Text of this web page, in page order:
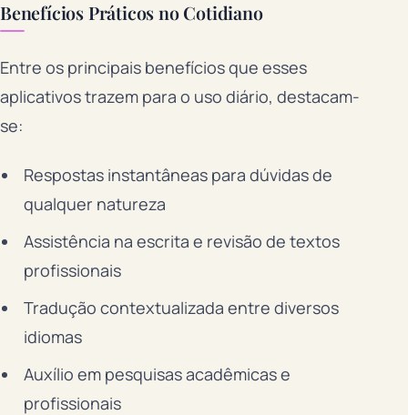
Benefícios Práticos no Cotidiano
Entre os principais benefícios que esses
aplicativos trazem para o uso diário, destacam-
se:
Respostas instantâneas para dúvidas de
qualquer natureza
Assistência na escrita e revisão de textos
profissionais
Tradução contextualizada entre diversos
idiomas
Auxílio em pesquisas acadêmicas e
profissionais